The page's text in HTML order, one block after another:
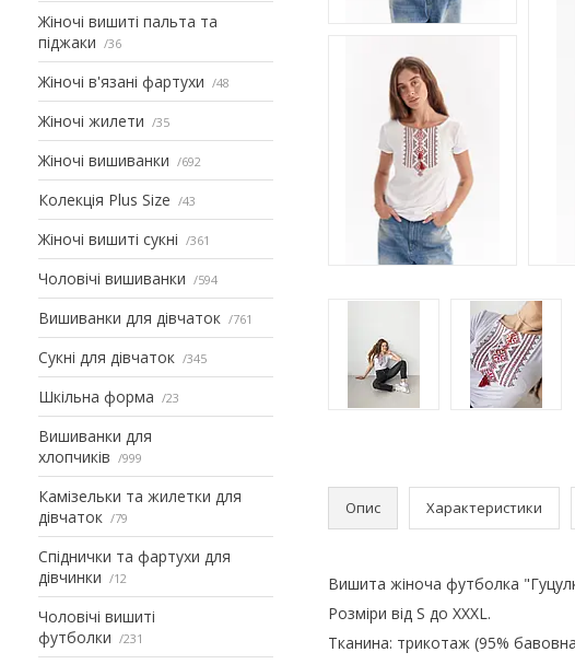
Жіночі вишиті пальта та
піджаки
36
Жіночі в'язані фартухи 48
Жіночі жилети 35
Жіночі вишиванки 692
Колекція Plus Size 43
Жіночі вишиті сукні 361
Чоловічі вишиванки 594
Вишиванки для дівчаток 761
Сукні для дівчаток 345
Шкільна форма 23
Вишиванки для
хлопчиків
999
Камізельки та жилетки для
дівчаток
79
Спіднички та фартухи для
дівчинки
12
Чоловічі вишиті
футболки
231
Опис Характеристики
Вишита жіноча футболка
Розміри від S до XXXL.
Тканина: трикотаж (95%